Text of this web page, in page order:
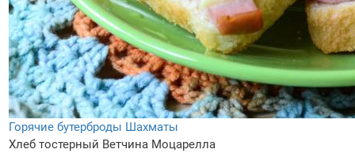
Горячие бутерброды Шахматы
Хлеб тостерный Ветчина Моцарелла